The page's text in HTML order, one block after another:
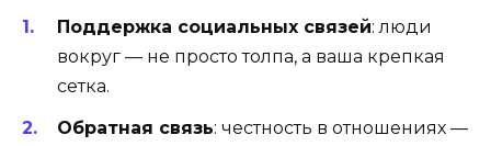
Поддержка социальных связей: люди
вокруг — не просто толпа, а ваша крепкая
сетка.
Обратная связь: честность в отношениях —